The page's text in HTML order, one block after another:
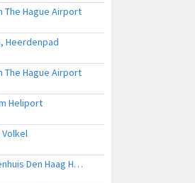
The Hague Airport
Heerdenpad
The Hague Airport
Heliport
Lifeliner 2 naar HagaZiekenhuis Den Haag Heliport